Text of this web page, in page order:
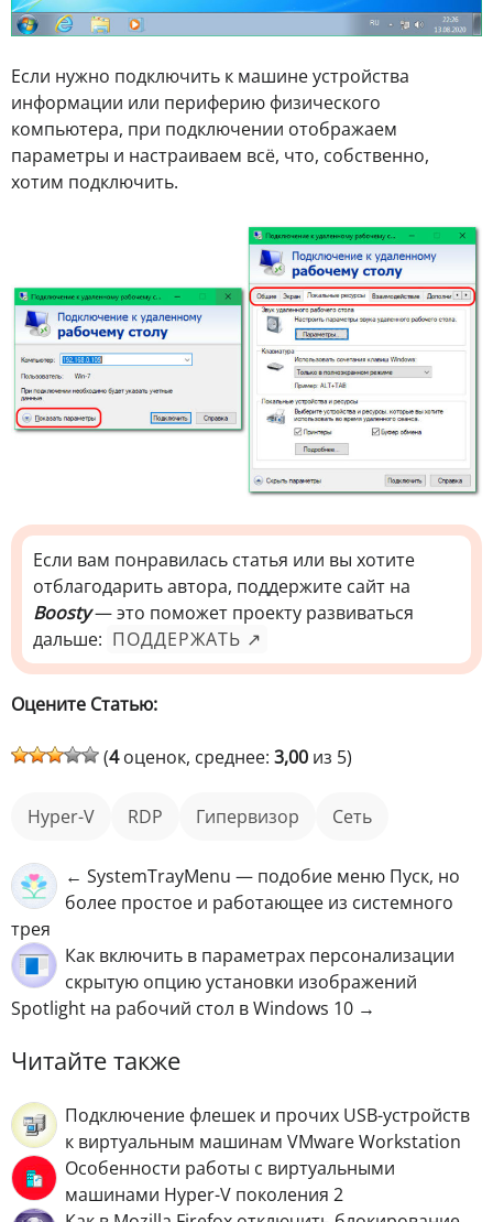
Если нужно подключить к машине устройства
информации или периферию физического
компьютера, при подключении отображаем
параметры и настраиваем всё, что, собственно,
хотим подключить.
Если вам понравилась статья или вы хотите
отблагодарить автора, поддержите сайт на
Boosty— это поможет проекту развиваться
дальше: ПОДДЕРЖАТЬ ↗
Оцените Статью:
(4оценок, среднее: 3,00 из 5)
Hyper-V RDP гипервизор Сеть
← SystemTrayMenu — подобие меню Пуск, но
более простое и работающее из системного
трея
Как включить в параметрах персонализации
скрытую опцию установки изображений
Spotlight на рабочий стол в Windows 10 →
Читайте также
Подключение флешек и прочих USB-устройств
к виртуальным машинам VMware Workstation
Особенности работы с виртуальными
машинами Hyper-V поколения 2